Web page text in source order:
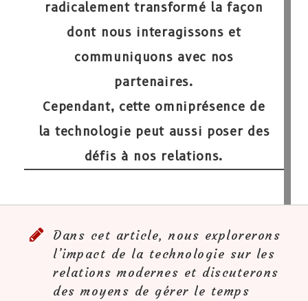
radicalement transformé la façon
dont nous interagissons et
communiquons avec nos
partenaires.
Cependant, cette omniprésence de
la technologie peut aussi poser des
défis à nos relations.
Dans cet article, nous explorerons
l’impact de la technologie sur les
relations modernes et discuterons
des moyens de gérer le temps